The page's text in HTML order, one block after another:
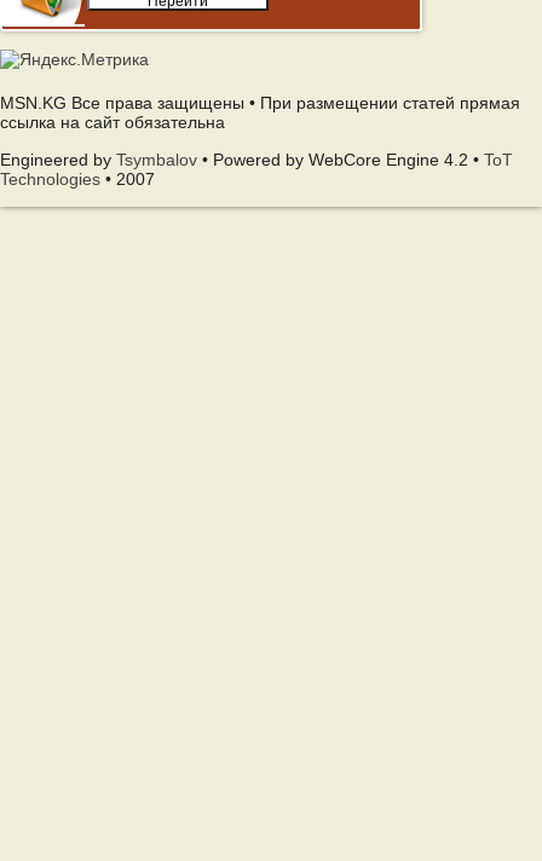
MSN.KG Все права защищены • При размещении статей прямая
ссылка на сайт обязательна
Engineered by Tsymbalov • Powered by WebCore Engine 4.2 • ToT
Technologies • 2007